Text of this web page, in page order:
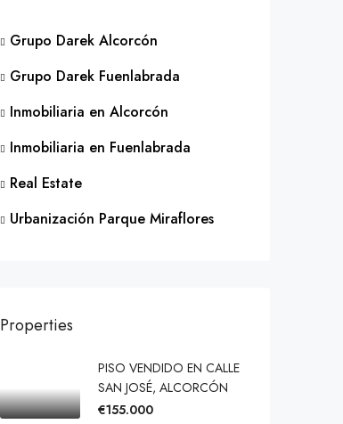
Grupo Darek Alcorcón
Grupo Darek Fuenlabrada
Inmobiliaria en Alcorcón
Inmobiliaria en Fuenlabrada
Real Estate
Urbanización Parque Miraflores
Properties
PISO VENDIDO EN CALLE
SAN JOSÉ, ALCORCÓN
€155.000